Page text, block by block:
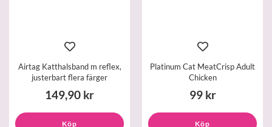
Airtag Katthalsband m reflex,
justerbart flera färger
149,90 kr
Köp
Platinum Cat MeatCrisp Adult
Chicken
99 kr
Köp